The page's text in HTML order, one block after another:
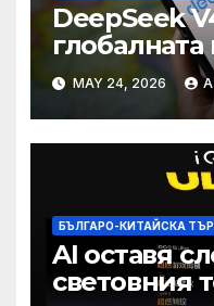
DeepSeek
глобалната
печалба
намаление
MAY 24, 2026
БЪЛГАРО-КИТАЙСКА
AI оставя
световния